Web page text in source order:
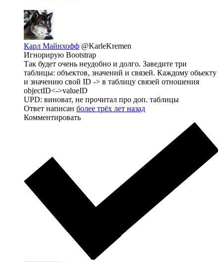
Карл Майнхофф @KarleKremen
Игнорирую Bootstrap
Так будет очень неудобно и долго. Заведите три
таблицы: объектов, значений и связей. Каждому обьекту
и значению свой ID -> в таблицу связей отношения
objectID<->valueID
UPD: виноват, не прочитал про доп. таблицы
Ответ написан более трёх лет назад
Комментировать